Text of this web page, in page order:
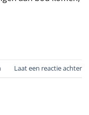
Laat een reactie achter